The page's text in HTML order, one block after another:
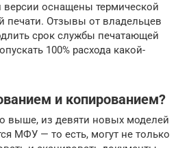
версии оснащены термической
печати. Отзывы от владельцев
срок службы печатающей
100% расхода какой-
и копированием?
выше, из девяти новых моделей
МФУ — то есть, могут не только